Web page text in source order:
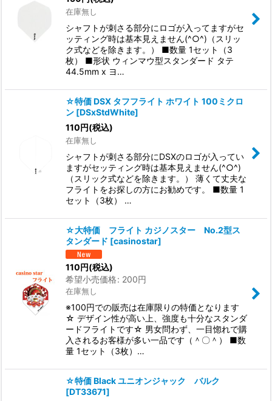
在庫無し
シャフトが刺さる部分にロゴが入ってますがセ
ッティング時は基本見えません(^○^)（スリッ
ク式などを除きます。） ■数量 1セット（3
枚） ■形状 ウィンマウ型スタンダード タテ
44.5mm x ヨ…
☆特価 DSX タフフライト ホワイト 100ミクロ
ン [DSxStdWhite]
110円(税込)
在庫無し
シャフトが刺さる部分にDSXのロゴが入ってい
ますがセッティング時は基本見えません(^○^)
（スリック式などを除きます。） 薄くて丈夫な
フライトをお探しの方にお勧めです。 ■数量 1
セット（3枚） …
☆大特価 フライト カジノスター No.2型ス
タンダード [casinostar]
110 円(税込)
希望小売価格: 200円
在庫無し
※100円での販売は在庫限りの特価となります
☆ デザイン性が高い上、強度も十分なスタンダ
ードフライトです☆ 男女問わず、一目惚れで購
入されるお客様が多い一品です（＾〇＾） ■数
量 1セット（3枚）…
☆特価 Black ユニオンジャック バルク
[DT33671]